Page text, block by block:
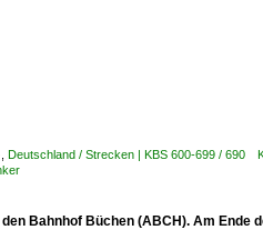
Deutschland / Strecken | KBS 600-699 / 690
Bahnhof Büchen (ABCH). Am Ende